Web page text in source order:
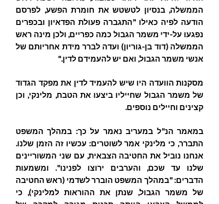
הממשלה, בנסיון לטשטש את חומרת הפשע, לפרסם
הודעה לפיה כאילו "התגברה פעולת הפדאיון ובכפרים
נפגעו על-ידי משמר הגבול כמה כפריים, ולכן מינה ראש
הממשלה (דוד בן-גוריון) ועדה לברר מידת אחריותם של
אנשי משמר הגבול, ואם יש להעמידם לדין."
מסקנות הוועדה היו שיש להעמיד לדין את מפקד הגדוד
של משמר הגבול שחייליו ביצעו את הטבח, מלינקי, וכן
קצינים וחיילים נוספים.
במאמר הנ"ל במעריב נאמר על כך: במהלך המשפט
התברר, כי מלינקי אמר לשוטרים: עכשיו זה הזמן שלנו.
אנחנו נוביל את החטיבה הצבאית, עם שני המשוריינים
שלנו עד שכם, והערבים ירוצו לפנינו". ומשמעות
הדברים: "במהלך המשפט הוברר לשדמי (ראש החטיבה
של משמר הגבול, שנתן את ההוראות למלינקי), כי